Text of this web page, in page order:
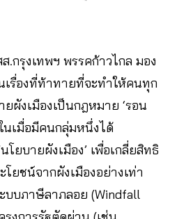
.กรุงเทพฯ พรรคก้าวไกล มอง
เรื่องที่ท้าทายที่จะทำให้คนทุก
ผังเมืองเป็นกฎหมาย ‘รอน
นเมื่อมีคนกลุ่มหนึ่งได้
ยบายผังเมือง’ เพื่อเกลี่ยสิทธิ
ยชน์จากผังเมืองอย่างเท่า
บบภาษีลาภลอย (Windfall